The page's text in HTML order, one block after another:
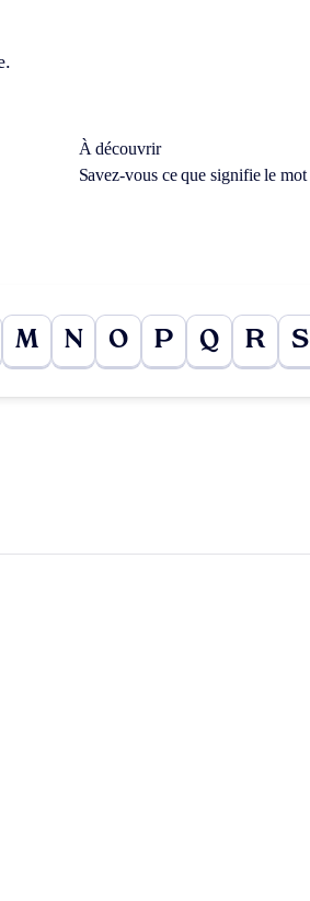
À découvrir
Savez-vous ce que signifie le mot
M N O P Q R S